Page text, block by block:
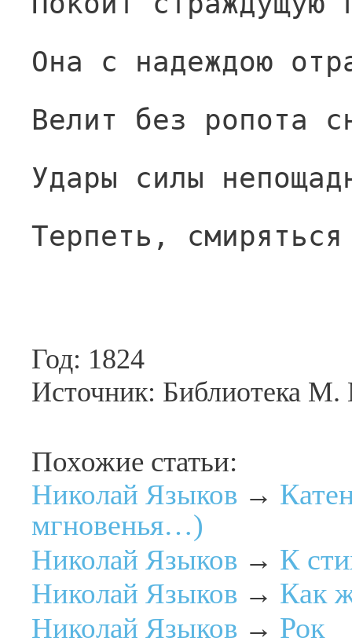
Она с надеждою
Велит без ропота
Удары силы
Терпеть,
Год: 1824
Источник: Библиотека
Похожие статьи:
Николай Языков →
мгновенья…)
Николай Языков → К
Николай Языков → Как
Николай Языков → Рок